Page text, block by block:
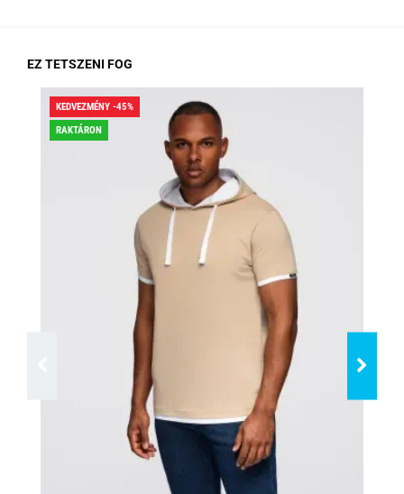
EZ TETSZENI FOG
KEDVEZMÉNY -45%
RAKTÁRON